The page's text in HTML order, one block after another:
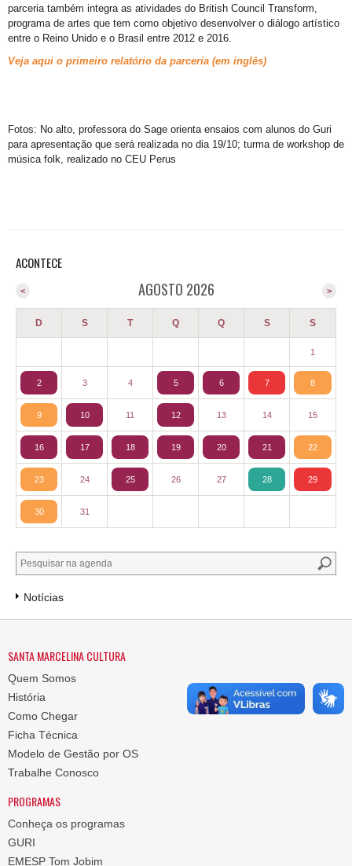
parceria também integra as atividades do British Council Transform,
programa de artes que tem como objetivo desenvolver o diálogo artístico
entre o Reino Unido e o Brasil entre 2012 e 2016.
Veja aqui o primeiro relatório da parceria (em inglês)
Fotos: No alto, professora do Sage orienta ensaios com alunos do Guri
para apresentação que será realizada no dia 19/10; turma de workshop de
música folk, realizado no CEU Perus
ACONTECE
AGOSTO 2026 >
<
D S T Q Q S S
1
2 3 4 5 6 7 8
9 10 11 12 13 14 15
16 17 18 19 20 21 22
23 24 25 26 27 28 29
30 31
Notícias
SANTA MARCELINA CULTURA
Quem Somos
História
Como Chegar
Ficha Técnica
Modelo de Gestão por OS
Trabalhe Conosco
PROGRAMAS
Conheça os programas
GURI
EMESP Tom Jobim